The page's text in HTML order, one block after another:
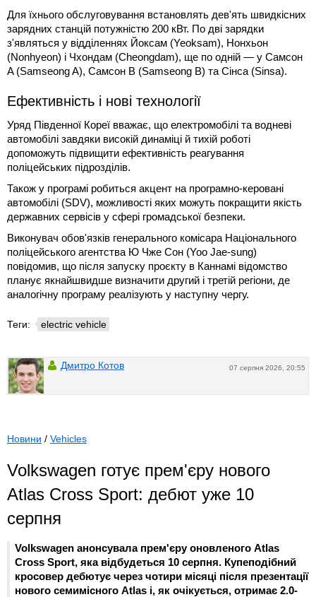
Для їхнього обслуговування встановлять дев'ять швидкісних
зарядних станцій потужністю 200 кВт. По дві зарядки
з'являться у відділеннях Йоксам (Yeoksam), Нонхьон
(Nonhyeon) і Чхондам (Cheongdam), ще по одній — у Самсон
A (Samseong A), Самсон B (Samseong B) та Сінса (Sinsa).
Ефективність і нові технології
Уряд Південної Кореї вважає, що електромобілі та водневі
автомобілі завдяки високій динаміці й тихій роботі
допоможуть підвищити ефективність реагування
поліцейських підрозділів.
Також у програмі робиться акцент на програмно-керовані
автомобілі (SDV), можливості яких можуть покращити якість
державних сервісів у сфері громадської безпеки.
Виконувач обов'язків генерального комісара Національного
поліцейського агентства Ю Чже Сон (Yoo Jae-sung)
повідомив, що після запуску проєкту в Каннамі відомство
планує якнайшвидше визначити другий і третій регіони, де
аналогічну програму реалізують у наступну чергу.
Теги: electric vehicle
07 серпня 2026, 20:55
Дмитро Котов
Новини / Vehicles
Volkswagen готує прем'єру нового
Atlas Cross Sport: дебют уже 10
серпня
Volkswagen анонсувала прем'єру оновленого Atlas
Cross Sport, яка відбудеться 10 серпня. Купеподібний
кросовер дебютує через чотири місяці після презентації
нового семимісного Atlas і, як очікується, отримає 2.0-